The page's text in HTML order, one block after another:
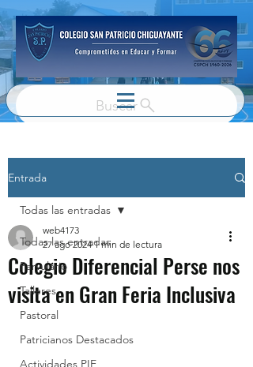
Buscar
Entrada
Todas las entradas
Parvulario
Talleres
Pastoral
Patricianos Destacados
Actividades PIE
Todas las entradas
Colegio Diferencial Perse nos
visita en Gran Feria Inclusiva
web4173
27 ago 2024 1 min de lectura